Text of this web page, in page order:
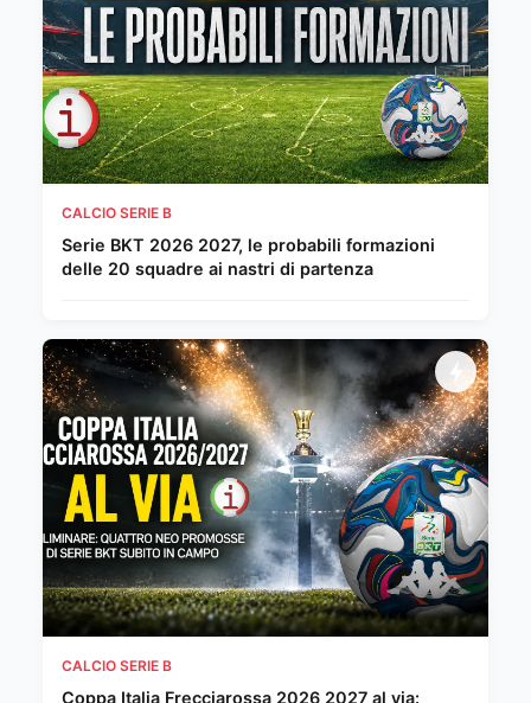
CALCIO SERIE B
Serie BKT 2026 2027, le probabili formazioni
delle 20 squadre ai nastri di partenza
CALCIO SERIE B
Coppa Italia Frecciarossa 2026 2027 al via: